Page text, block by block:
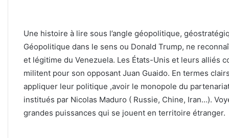
Une histoire à lire sous l’angle géopolitique,
Géopolitique dans le sens ou Donald Trump, ne
et légitime du Venezuela. Les États-Unis et leurs alliés
militent pour son opposant Juan Guaido. En termes
appliquer leur politique ,avoir le monopole du
institués par Nicolas Maduro ( Russie, Chine, Iran…).
grandes puissances qui se jouent en territoire étranger.